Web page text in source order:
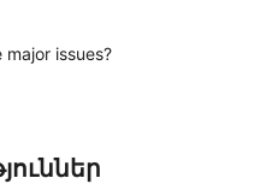
issues?